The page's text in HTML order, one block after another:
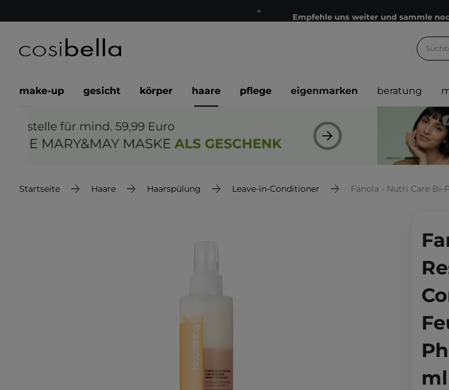
Ökologie
Treueprogramm
Lieferung in 1-2 Tagen
Empfehle uns weiter und sammle
Kostenloser Versand ab
make-up gesicht körper haare pflege eigenmarken beratung
Startseite Haare Haarspülung Leave-in-Conditioner Fanola - Nutri Care Bi-Phase
ml